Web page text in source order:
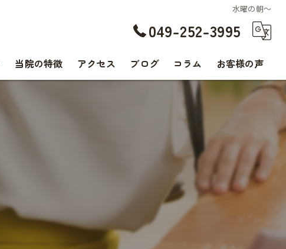
水曜の朝〜
049-252-3995
当院の特徴
スポーツ
アクセス ブログ コラム お客様の声